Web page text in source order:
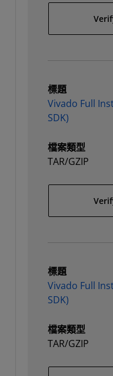
標題
Vivado Full
SDK)
檔案類型
TAR/GZIP
標題
Vivado Full
SDK)
檔案類型
TAR/GZIP